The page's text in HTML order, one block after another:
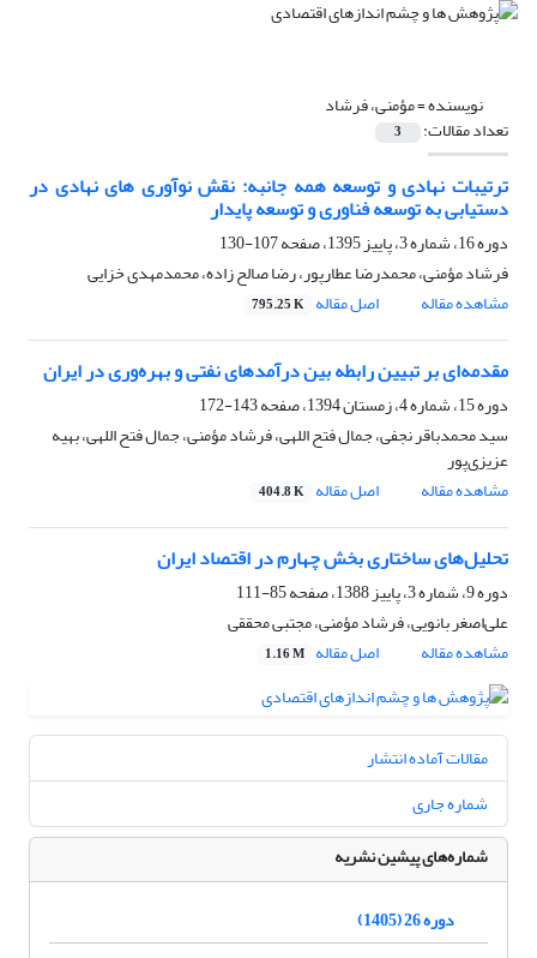
نویسنده =مؤمنی، فرشاد
تعداد مقالات: 3
ترتیبات نهادی و توسعه همه جانبه: نقش نوآوری های نهادی در
دستیابی به توسعه فناوری و توسعه پایدار
دوره 16، شماره 3، پاییز 1395، صفحه
107-130
فرشاد مؤمنی، محمدرضا عطارپور، رضا صالح زاده، محمدمهدی خزایی
مشاهده مقاله
اصل مقاله 795.25 K
مقدمه‌ای بر تبیین رابطه بین درآمدهای نفتی و بهره‌وری در ایران
دوره 15، شماره 4، زمستان 1394، صفحه
143-172
سید محمدباقر نجفی، جمال فتح اللهی، فرشاد مؤمنی، جمال فتح اللهی، بهیه
عزیزی‌پور
مشاهده مقاله
اصل مقاله 404.8 K
تحلیل‌های ساختاری بخش چهارم در اقتصاد ایران
دوره 9، شماره 3، پاییز 1388، صفحه
85-111
علی‌اصغر بانویی، فرشاد مؤمنی، مجتبی محققی
مشاهده مقاله
اصل مقاله 1.16 M
مقالات آماده انتشار
شماره جاری
شماره‌های پیشین نشریه
دوره 26 (1405)